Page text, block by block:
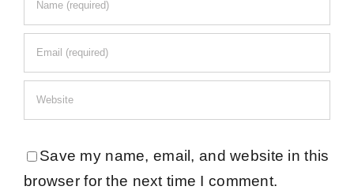
Save my name, email, and website in this
browser for the next time I comment.